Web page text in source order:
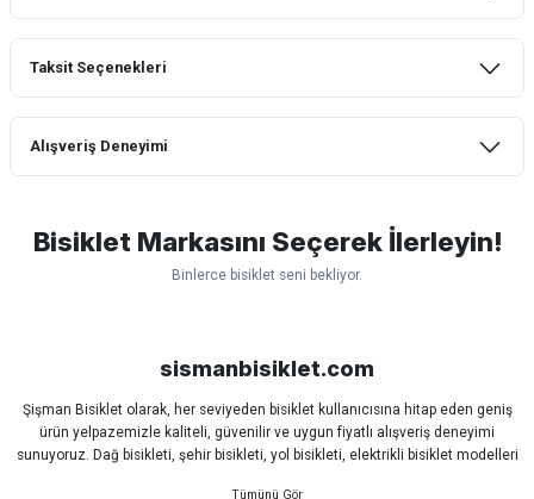
Taksit Seçenekleri
Alışveriş Deneyimi
lastik yanak kısmından 3cm yarıldı ama
normal sürüşe uygun
Bahriye Akay Tan | 21/07/2026
Siparişim problemsiz geldi teşekkürler.
Bisiklet Markasını Seçerek İlerleyin!
Binlerce bisiklet seni bekliyor.
sismanbisiklet.com
Şişman Bisiklet olarak, her seviyeden bisiklet kullanıcısına hitap eden geniş
ürün yelpazemizle kaliteli, güvenilir ve uygun fiyatlı alışveriş deneyimi
sunuyoruz. Dağ bisikleti, şehir bisikleti, yol bisikleti, elektrikli bisiklet modelleri